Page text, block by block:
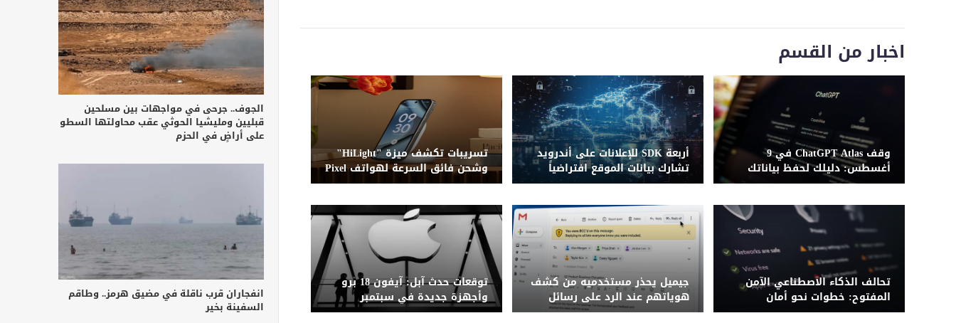
اخبار من القسم
وقف ChatGPT Atlas في 9
أغسطس: دليلك لحفظ بياناتك
قبل فوات الأوان
أربعة SDK للإعلانات على أندرويد
تشارك بيانات الموقع افتراضياً
تسريبات تكشف ميزة "HiLight"
وشحن فائق السرعة لهواتف Pixel
11
تحالف الذكاء الاصطناعي الآمن
المفتوح: خطوات نحو أمان
مؤسسي معزز
جيميل يحذر مستخدميه من كشف
هوياتهم عند الرد على رسائل
BCC
توقعات حدث آبل: آيفون 18 برو
وأجهزة جديدة في سبتمبر
الجوف.. جرحى في مواجهات بين مسلحين
قبليين ومليشيا الحوثي عقب محاولتها السطو
على أراضٍ في الحزم
انفجاران قرب ناقلة في مضيق هرمز.. وطاقم
السفينة بخير